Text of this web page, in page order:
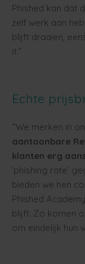
Phished kan dat
zelf werk aan
blijft draaien,
it.”
Echte
“We merken in
aantoonbare
klanten erg
‘phishing rate’
bieden we hen
Phished
blijft. Zo komen
om eindelijk hun